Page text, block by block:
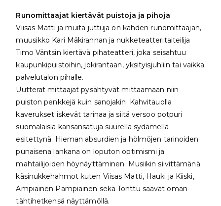
Runomittaajat kiertävät puistoja ja pihoja
Viisas Matti ja muita juttuja on kahden runomittaajan,
muusikko Kari Mäkirannan ja nukketeatteritaiteilija
Timo Väntsin kiertävä pihateatteri, joka seisahtuu
kaupunkipuistoihin, jokirantaan, yksityisjuhliin tai vaikka
palvelutalon pihalle.
Uutterat mittaajat pysähtyvät mittaamaan niin
puiston penkkejä kuin sanojakin. Kahvitauolla
kaverukset iskevät tarinaa ja siitä versoo potpuri
suomalaisia kansansatuja suurella sydämellä
esitettynä. Hieman absurdien ja hölmöjen tarinoiden
punaisena lankana on loputon optimismi ja
mahtailijoiden höynäyttäminen. Musiikin siivittämänä
käsinukkehahmot kuten Viisas Matti, Hauki ja Kiiski,
Ampiainen Pampiainen sekä Tonttu saavat oman
tähtihetkensä näyttämöllä.